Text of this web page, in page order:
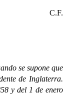
C.F.
se supone que
de Inglaterra.
y del 1 de enero